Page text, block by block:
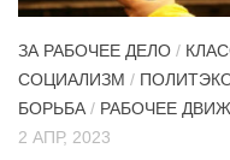
ЗА РАБОЧЕЕ ДЕЛО /
СОЦИАЛИЗМ /
БОРЬБА / РАБОЧЕЕ
2 АПР, 2023